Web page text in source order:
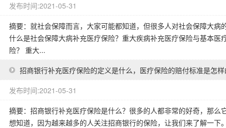
发布时间:2021-05-31
摘要：就社会保障而言，大家可能都知道，但很多人对社会保障大
什么是社会保障大病补充医疗保险？重大疾病补充医疗保险与基本
险？ 重大...
招商银行补充医疗保险的定义是什么，医疗保险的赔付标准是怎
发布时间:2021-05-31
摘要：招商银行补充医疗保险是什么？很多的人都非常的好奇，那
想知道，因为越来越多的人关注招商银行的保险，让我们来了解一